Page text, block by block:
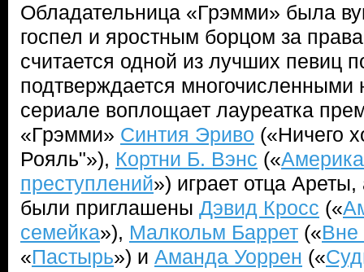
Обладательница «Грэмми» была
госпел и яростным борцом за
считается одной из лучших певиц
подтверждается многочисленными
сериале воплощает лауреатка
«Грэмми» Синтия Эриво («Ничего
Рояль"»), Кортни Б. Вэнс («
преступлений») играет отца
были приглашены Дэвид Кросс («
семейка»), Малкольм Баррет («Вне
«Пастырь») и Аманда Уоррен («